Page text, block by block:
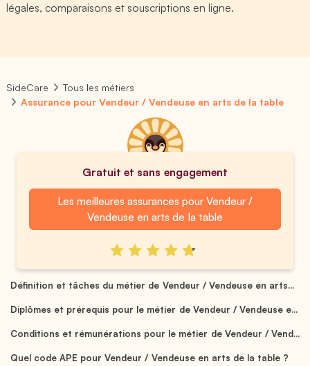
légales, comparaisons et souscriptions en ligne.
SideCare
Tous les métiers
Assurance pour Vendeur / Vendeuse en arts de la table
Gratuit et sans engagement
Les meilleures assurances pour Vendeur /
Vendeuse en arts de la table
Définition et tâches du métier de Vendeur / Vendeuse en arts...
Diplômes et prérequis pour le métier de Vendeur / Vendeuse e...
Conditions et rémunérations pour le métier de Vendeur / Vend...
Quel code APE pour Vendeur / Vendeuse en arts de la table ?